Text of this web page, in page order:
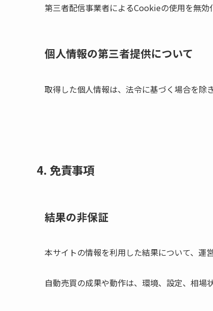
第三者配信事業者によるCookieの使用を無効
個人情報の第三者提供について
取得した個人情報は、法令に基づく場合を除
4. 免責事項
結果の非保証
本サイトの情報を利用した結果について、運
自動売買の成果や動作は、環境、設定、相場